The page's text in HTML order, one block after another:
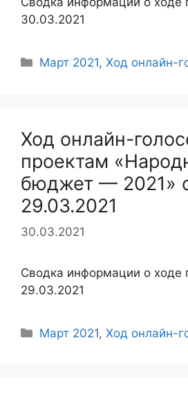
30.03.2021
Рубрики
Март 2021,Ход онлайн-
Ход онлайн-
проектам
бюджет — 2021»
29.03.2021
30.03.2021
Сводка информации о ходе
29.03.2021
Рубрики
Март 2021,Ход онлайн-